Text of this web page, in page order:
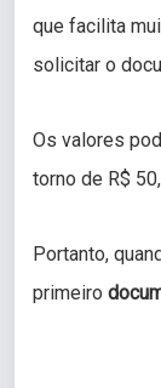
que facilita
solicitar o
Os valores
torno de R$
Portanto,
primeiro